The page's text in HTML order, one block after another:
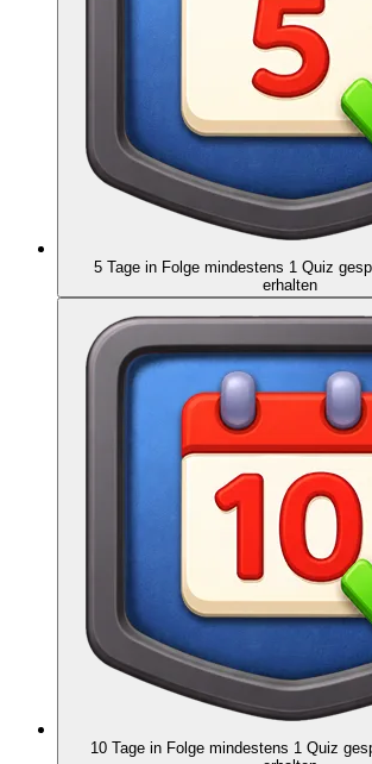
5 Tage in Folge mindestens 1 Quiz
erhalten
10 Tage in Folge mindestens 1 Quiz